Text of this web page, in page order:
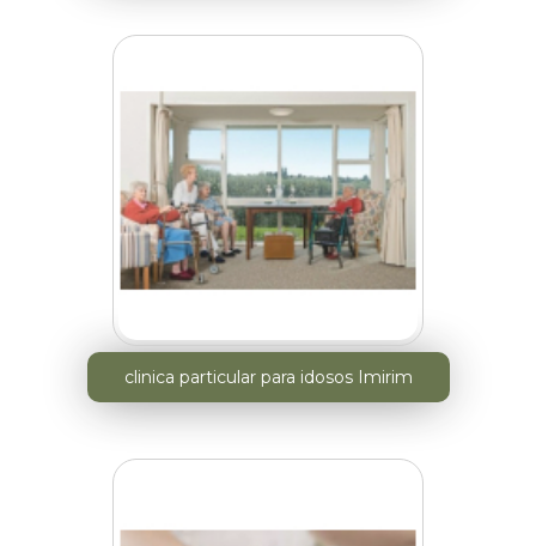
clinica particular para idosos Imirim